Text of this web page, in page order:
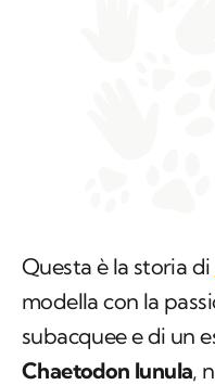
Questa è la storia di
modella con la
subacquee e di un
Chaetodon lunula,